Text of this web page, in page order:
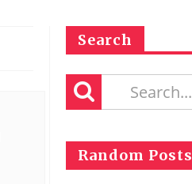
Search
Random Posts